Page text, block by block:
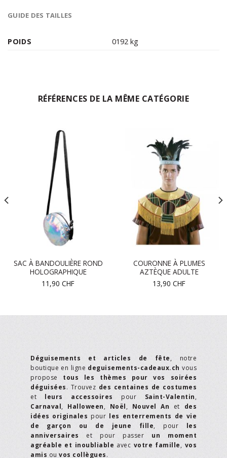
GUIDE DES TAILLES
POIDS 0192 kg
RÉFÉRENCES DE LA MÊME CATÉGORIE
SAC À BANDOULIÈRE ROND
HOLOGRAPHIQUE
11,90 CHF
COURONNE À PLUMES
AZTÈQUE ADULTE
13,90 CHF
Déguisements et articles de fête, notre
boutique en ligne deguisements-cadeaux.ch vous
propose tous les thèmes pour vos soirées
déguisées. Trouvez des centaines de costumes
et leurs accessoires pour Saint-Valentin,
Carnaval, Halloween, Noël, Nouvel An et des
idées originales pour les enterrements de vie
de garçon ou de jeune fille, pour les
anniversaires et pour passer un moment
agréable et inoubliable avec votre famille, vos
amis ou vos collègues.